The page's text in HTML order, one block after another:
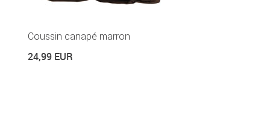
Coussin canapé marron
24,99 EUR